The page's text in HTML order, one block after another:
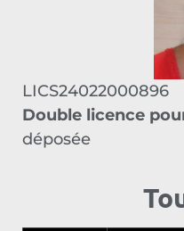
LICS24022000896
Double licence
déposée